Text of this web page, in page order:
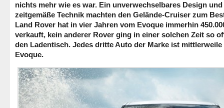
nichts mehr wie es war. Ein unverwechselbares Design und
zeitgemäße Technik machten den Gelände-Cruiser zum
Land Rover hat in vier Jahren vom Evoque immerhin
verkauft, kein anderer Rover ging in einer solchen Zeit so
den Ladentisch. Jedes dritte Auto der Marke ist mittlerweile
Evoque.